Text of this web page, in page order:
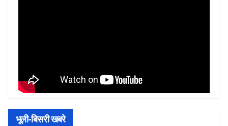
भूली-बिसरी खबरे